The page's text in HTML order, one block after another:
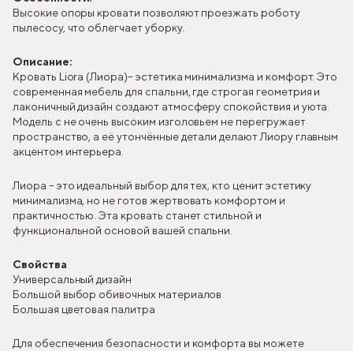
Высокие опоры кровати позволяют проезжать роботу
пылесосу, что облегчает уборку.
Описание:
Кровать Liora (Лиора)– эстетика минимализма и комфорт. Это
современная мебель для спальни, где строгая геометрия и
лаконичный дизайн создают атмосферу спокойствия и уюта.
Модель с не очень высоким изголовьем не перегружает
пространство, а её утончённые детали делают Лиору главным
акцентом интерьера.
Лиора – это идеальный выбор для тех, кто ценит эстетику
минимализма, но не готов жертвовать комфортом и
практичностью. Эта кровать станет стильной и
функциональной основой вашей спальни.
Свойства
Универсальный дизайн
Большой выбор обивочных материалов
Большая цветовая палитра
Для обеспечения безопасности и комфорта вы можете